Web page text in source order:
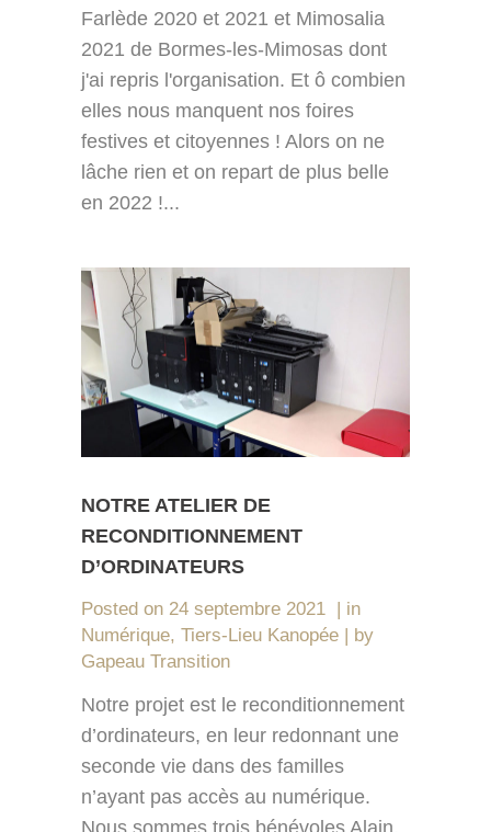
Farlède 2020 et 2021 et Mimosalia
2021 de Bormes-les-Mimosas dont
j'ai repris l'organisation. Et ô combien
elles nous manquent nos foires
festives et citoyennes ! Alors on ne
lâche rien et on repart de plus belle
en 2022 !...
NOTRE ATELIER DE
RECONDITIONNEMENT
D’ORDINATEURS
Posted on 24 septembre 2021
in
Numérique, Tiers-Lieu Kanopée
by
Gapeau Transition
Notre projet est le reconditionnement
d’ordinateurs, en leur redonnant une
seconde vie dans des familles
n’ayant pas accès au numérique.